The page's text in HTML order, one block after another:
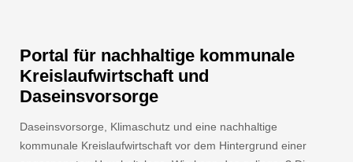
Portal für nachhaltige kommunale
Kreislaufwirtschaft und
Daseinsvorsorge
Daseinsvorsorge, Klimaschutz und eine nachhaltige
kommunale Kreislaufwirtschaft vor dem Hintergrund einer